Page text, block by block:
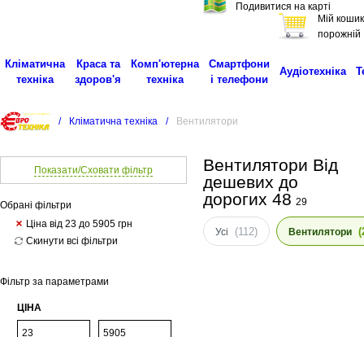
Подивитися на карті
Мій кошик
порожній
Кліматична
техніка
Краса та
здоров'я
Комп'ютерна
техніка
Смартфони
і телефони
Аудіотехніка
/ Кліматична техніка / Вентилятори
Показати/Сховати фільтр
Обрані фільтри
Ціна від 23 до 5905 грн
Скинути всі фільтри
Фільтр за параметрами
ЦІНА
Вентилятори Від
дешевих до
дорогих 48 29
Усі (112) Вентилятори